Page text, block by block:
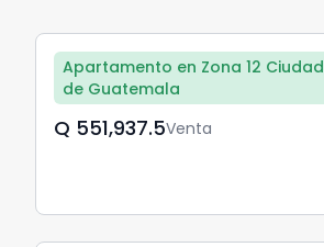
Apartamento en Zona 12 Ciudad
de Guatemala
Q	551,937.5Venta